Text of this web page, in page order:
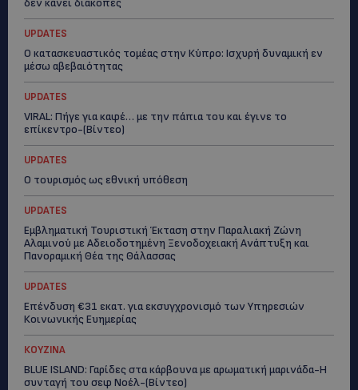
δεν κάνει διακοπές
UPDATES
Ο κατασκευαστικός τομέας στην Κύπρο: Ισχυρή δυναμική εν
μέσω αβεβαιότητας
UPDATES
VIRAL: Πήγε για καφέ… με την πάπια του και έγινε το
επίκεντρο-(Βίντεο)
UPDATES
Ο τουρισμός ως εθνική υπόθεση
UPDATES
Εμβληματική Τουριστική Έκταση στην Παραλιακή Ζώνη
Αλαμινού με Αδειοδοτημένη Ξενοδοχειακή Ανάπτυξη και
Πανοραμική Θέα της Θάλασσας
UPDATES
Επένδυση €31 εκατ. για εκσυγχρονισμό των Υπηρεσιών
Κοινωνικής Ευημερίας
ΚΟΥΖΙΝΑ
BLUE ISLAND: Γαρίδες στα κάρβουνα με αρωματική μαρινάδα-Η
συνταγή του σεφ Νοέλ-(Βίντεο)